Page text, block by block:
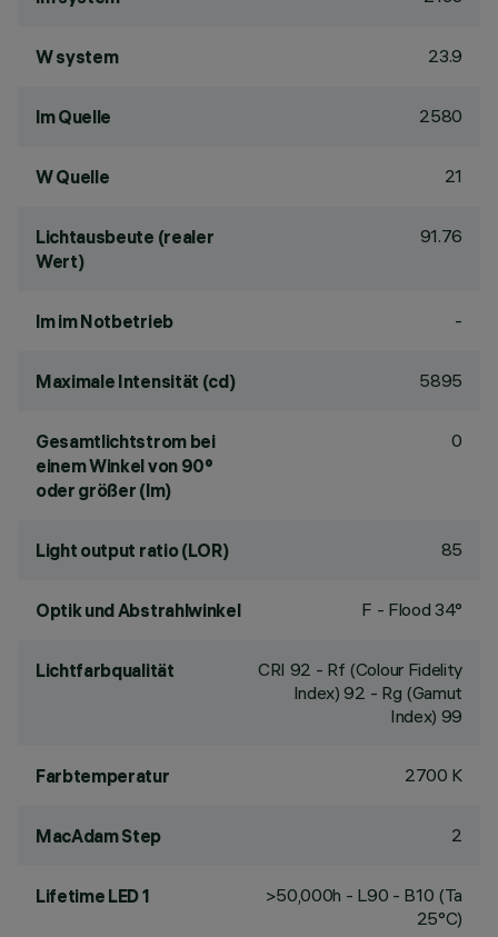
W system 23.9
lm Quelle 2580
W Quelle 21
Lichtausbeute (realer
Wert)
91.76
lm im Notbetrieb -
Maximale Intensität (cd) 5895
Gesamtlichtstrom bei
einem Winkel von 90°
oder größer (lm)
0
Light output ratio (LOR) 85
Optik und Abstrahlwinkel F - Flood 34°
Lichtfarbqualität CRI 92 - Rf (Colour Fidelity
Index) 92 - Rg (Gamut
Index) 99
Farbtemperatur 2700 K
MacAdam Step 2
Lifetime LED 1
>50,000h - L90 - B10 (Ta
25°C)